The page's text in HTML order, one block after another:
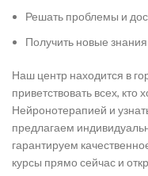
Решать проблемы и
Получить новые
Наш центр находится в
приветствовать всех, кто
Нейронотерапией и
предлагаем
гарантируем
курсы прямо сейчас и